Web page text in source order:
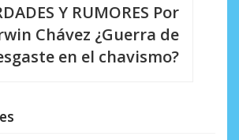
Y RUMORES Por
Chávez ¿Guerra de
en el chavismo?